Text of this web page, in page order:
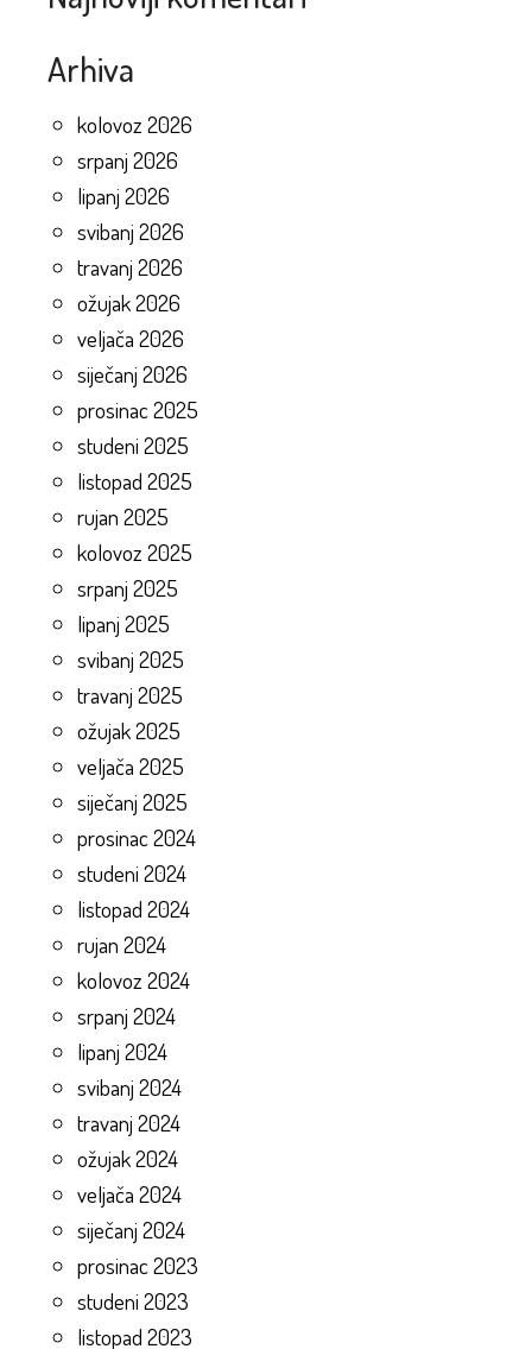
Arhiva
kolovoz 2026
srpanj 2026
lipanj 2026
svibanj 2026
travanj 2026
ožujak 2026
veljača 2026
siječanj 2026
prosinac 2025
studeni 2025
listopad 2025
rujan 2025
kolovoz 2025
srpanj 2025
lipanj 2025
svibanj 2025
travanj 2025
ožujak 2025
veljača 2025
siječanj 2025
prosinac 2024
studeni 2024
listopad 2024
rujan 2024
kolovoz 2024
srpanj 2024
lipanj 2024
svibanj 2024
travanj 2024
ožujak 2024
veljača 2024
siječanj 2024
prosinac 2023
studeni 2023
listopad 2023